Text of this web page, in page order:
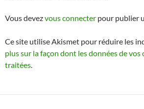
Vous devezvous connecter pour publier
Ce site utilise Akismet pour réduire les
plus sur la façon dont les données de
traitées.